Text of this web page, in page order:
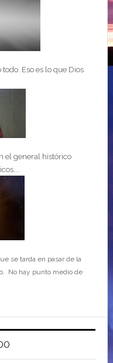
todo. Eso es lo que Dios
el general histórico
se tarda en pasar de la
No hay punto medio de